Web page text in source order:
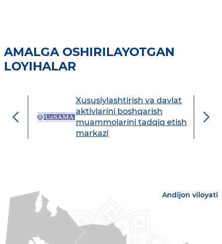
AMALGA OSHIRILAYOTGAN
LOYIHALAR
Xususiylashtirish va davlat
aktivlarini boshqarish
muammolarini tadqiq etish
markazi
Andijon viloyati